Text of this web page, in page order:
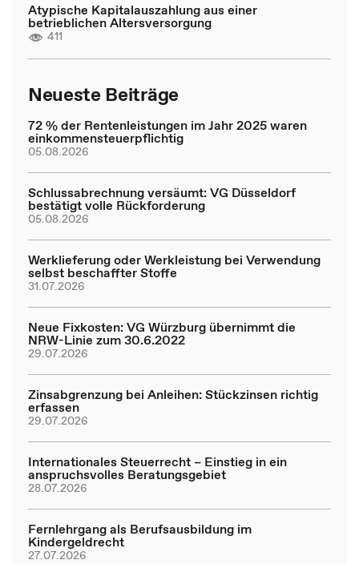
Atypische Kapitalauszahlung aus einer
betrieblichen Altersversorgung
411
Neueste Beiträge
72 % der Rentenleistungen im Jahr 2025 waren
einkommensteuerpflichtig
05.08.2026
Schlussabrechnung versäumt: VG Düsseldorf
bestätigt volle Rückforderung
05.08.2026
Werklieferung oder Werkleistung bei Verwendung
selbst beschaffter Stoffe
31.07.2026
Neue Fixkosten: VG Würzburg übernimmt die
NRW-Linie zum 30.6.2022
29.07.2026
Zinsabgrenzung bei Anleihen: Stückzinsen richtig
erfassen
29.07.2026
Internationales Steuerrecht – Einstieg in ein
anspruchsvolles Beratungsgebiet
28.07.2026
Fernlehrgang als Berufsausbildung im
Kindergeldrecht
27.07.2026